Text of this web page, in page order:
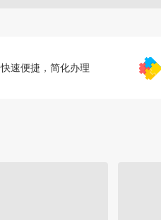
快速便捷，简化办理